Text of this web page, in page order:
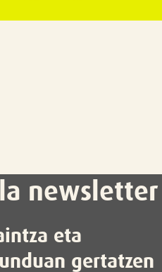
newsletter
eta
gertatzen